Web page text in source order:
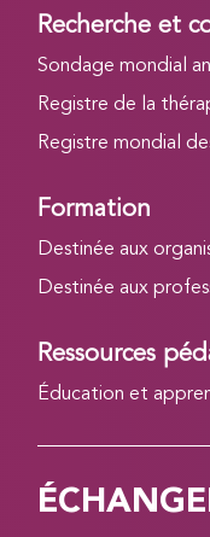
Recherche et
Sondage mondial
Registre de la
Registre mondial
Formation
Destinée aux
Destinée aux
Ressources
Éducation et